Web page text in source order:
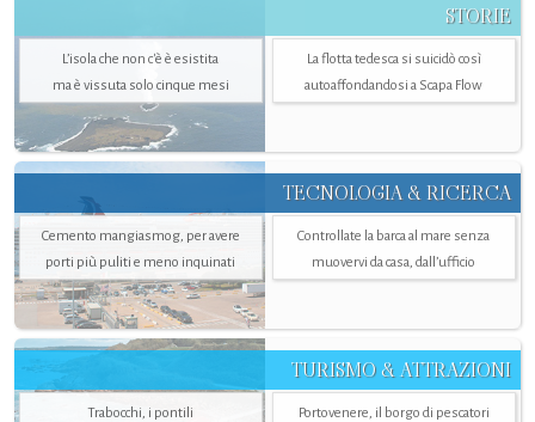
STORIE
L’isola che non c'è è esistita
ma è vissuta solo cinque mesi
La flotta tedesca si suicidò così
autoaffondandosi a Scapa Flow
TECNOLOGIA & RICERCA
Cemento mangiasmog, per avere
porti più puliti e meno inquinati
Controllate la barca al mare senza
muovervi da casa, dall’ufficio
TURISMO & ATTRAZIONI
Trabocchi, i pontili
Portovenere, il borgo di pescatori